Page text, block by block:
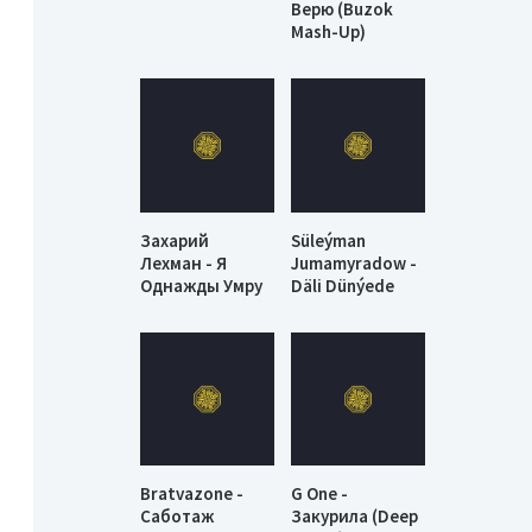
Верю (Buzok
Mash-Up)
Захарий
Лехман - Я
Однажды Умру
Süleýman
Jumamyradow -
Däli Dünýede
Bratvazone -
Саботаж
G One -
Закурила (Deep